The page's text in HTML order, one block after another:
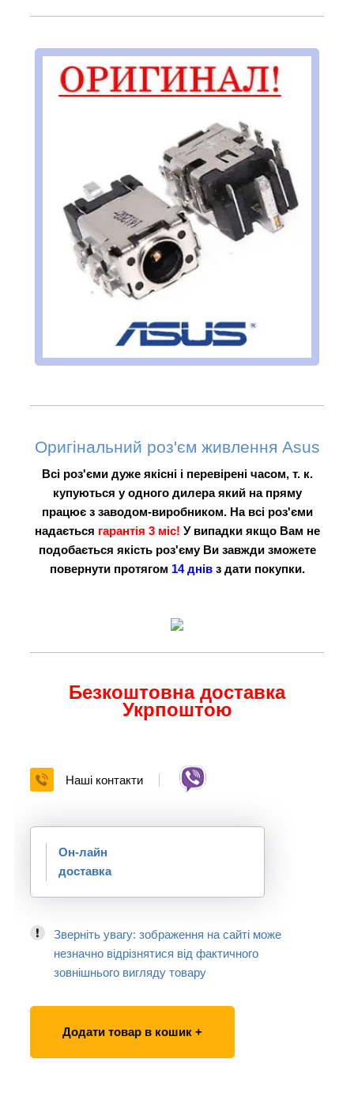
Оригінальний роз'єм живлення Asus
Всі роз'єми дуже якісні і перевірені часом, т. к.
купуються у одного дилера який на пряму
працює з заводом-виробником. На всі роз'єми
надається гарантія 3 міс! У випадки якщо Вам не
подобається якість роз'єму Ви завжди зможете
повернути протягом 14 днівз дати покупки.
Безкоштовна доставка
Укрпоштою
Наші контакти
Он-лайн
доставка
Зверніть увагу: зображення на сайті може
незначно відрізнятися від фактичного
зовнішнього вигляду товару
Додати товар в кошик +